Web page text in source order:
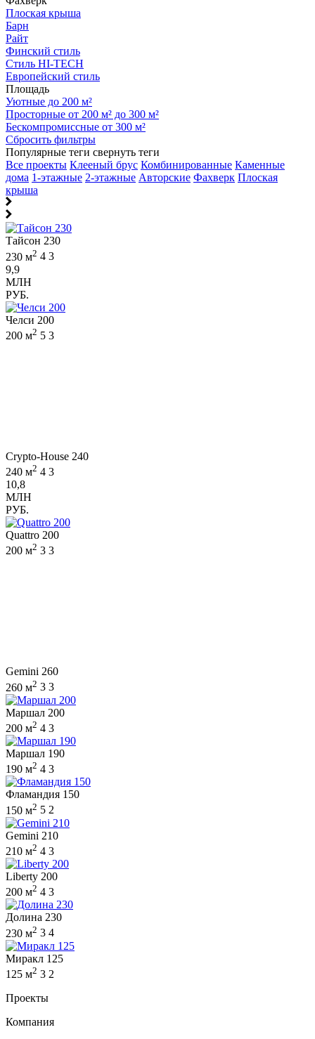
Плоская крыша
Барн
Райт
Финский стиль
Стиль HI-TECH
Европейский стиль
Площадь
Уютные до 200 м²
Просторные от 200 м² до 300 м²
Бескомпромиссные от 300 м²
Сбросить фильтры
Популярные теги свернуть теги
Все проекты Клееный брус Комбинированные Каменные
дома 1-этажные 2-этажные Авторские Фахверк Плоская
крыша
Тайсон 230
230 м2 4 3
9,9
МЛН
РУБ.
Челси 200
200 м2 5 3
Crypto-House 240
240 м2 4 3
10,8
МЛН
РУБ.
Quattro 200
200 м2 3 3
Gemini 260
260 м2 3 3
Маршал 200
200 м2 4 3
Маршал 190
190 м2 4 3
Фламандия 150
150 м2 5 2
Gemini 210
210 м2 4 3
Liberty 200
200 м2 4 3
Долина 230
230 м2 3 4
Миракл 125
125 м2 3 2
Проекты
Компания